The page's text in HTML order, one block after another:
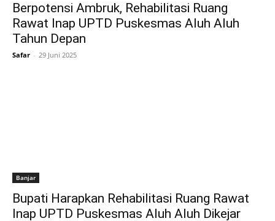
Berpotensi Ambruk, Rehabilitasi Ruang
Rawat Inap UPTD Puskesmas Aluh Aluh
Tahun Depan
Safar - 29 Juni 2025
Banjar
Bupati Harapkan Rehabilitasi Ruang Rawat
Inap UPTD Puskesmas Aluh Aluh Dikejar